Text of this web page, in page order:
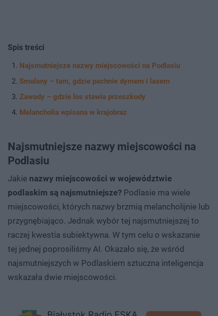
Spis treści
Najsmutniejsze nazwy miejscowości na Podlasiu
Smolany – tam, gdzie pachnie dymem i lasem
Zawady – gdzie los stawia przeszkody
Melancholia wpisana w krajobraz
Najsmutniejsze nazwy miejscowości na
Podlasiu
Jakie nazwy miejscowości w województwie
podlaskim są najsmutniejsze? Podlasie ma wiele
miejscowości, których nazwy brzmią melancholijnie lub
przygnębiająco. Jednak wybór tej najsmutniejszej to
raczej kwestia subiektywna. W tym celu o wskazanie
tej jednej poprosiliśmy AI. Okazało się, że wśród
najsmutniejszych w Podlaskiem sztuczna inteligencja
wskazała dwie miejscowości.